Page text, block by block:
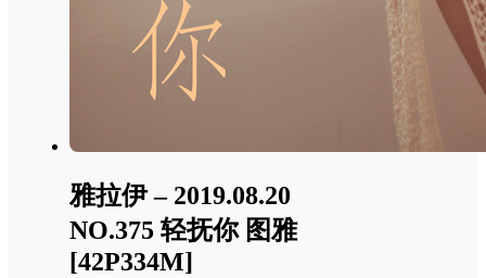
雅拉伊 – 2019.08.20
NO.375 轻抚你 图雅
[42P334M]